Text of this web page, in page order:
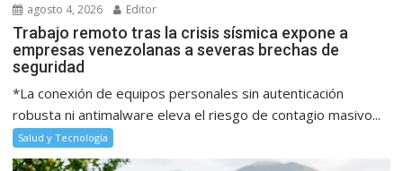
agosto 4, 2026 Editor
Trabajo remoto tras la crisis sísmica expone a
empresas venezolanas a severas brechas de
seguridad
*La conexión de equipos personales sin autenticación
robusta ni antimalware eleva el riesgo de contagio masivo...
Salud y Tecnología